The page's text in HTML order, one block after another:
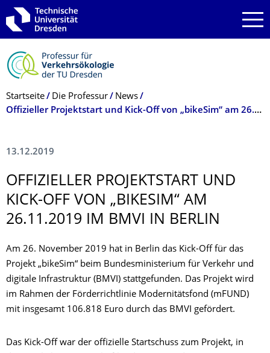
Zur Hauptnavigation springen
Zur Suche springen
Zum Inhalt springen
Breadcrumb-Menü
Startseite Die Professur
News
Offizieller Projektstart und Kick-Off von „bikeSim“ am 26.11.2019 im BMVI in Berlin
13.12.2019
OFFIZIELLER PROJEKTSTART UND
KICK-OFF VON „BIKESIM“ AM
26.11.2019 IM BMVI IN BERLIN
Am 26. November 2019 hat in Berlin das Kick-Off für das
Projekt „bikeSim“ beim Bundesministerium für Verkehr und
digitale Infrastruktur (BMVI) stattgefunden. Das Projekt wird
im Rahmen der Förderrichtlinie Modernitätsfond (mFUND)
mit insgesamt 106.818 Euro durch das BMVI gefördert.
Das Kick-Off war der offizielle Startschuss zum Projekt, in